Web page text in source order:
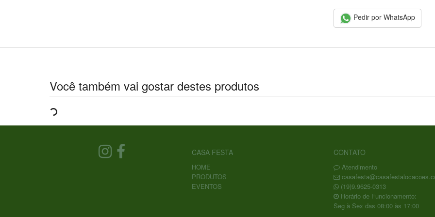
Pedir por WhatsApp
Você também vai gostar destes produtos
CASA FESTA
HOME
PRODUTOS
EVENTOS
CONTATO
Atendimento
(19)9.9625-0313
Horário de Funcionamento:
Seg à Sex das 08:00 às 17:00